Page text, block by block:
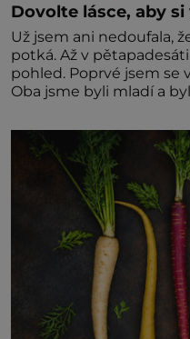
Dovolte lásce, aby si
Už jsem ani nedoufala,
potká. Až v
pohled. Poprvé jsem se
Oba jsme byli mladí a
zaopatřený mladý muž.
nesvědčilo, brzy jsme